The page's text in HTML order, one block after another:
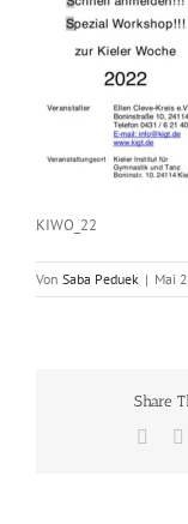
KIWO_22
Von Saba Peduek | Mai
Share